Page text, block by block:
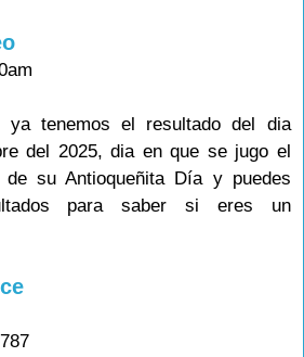
ya tenemos el resultado del dia
del 2025, dia en que se jugo el
de su Antioqueñita Día y puedes
para saber si eres un